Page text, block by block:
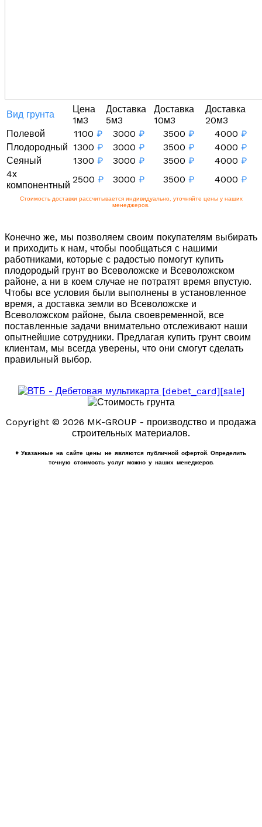
Вид грунта
Цена
1м3
Доставка
5м3
Доставка
10м3
Доставка
20м3
Полевой
1100 ₽ 3000 ₽ 3500 ₽ 4000 ₽
Плодородный 1300 ₽ 3000 ₽ 3500 ₽ 4000 ₽
Сеяный
1300 ₽ 3000 ₽ 3500 ₽ 4000 ₽
4х
компонентный
2500 ₽ 3000 ₽ 3500 ₽ 4000 ₽
Стоимость доставки рассчитывается индивидуально, уточняйте цены у наших
менеджеров.
Конечно же, мы позволяем своим покупателям выбирать
и приходить к нам, чтобы пообщаться с нашими
работниками, которые с радостью помогут купить
плодородый грунт во Всеволожске и Всеволожском
районе, а ни в коем случае не потратят время впустую.
Чтобы все условия были выполнены в установленное
время, а доставка земли во Всеволожске и
Всеволожском районе, была своевременной, все
поставленные задачи внимательно отслеживают наши
опытнейшие сотрудники. Предлагая купить грунт своим
клиентам, мы всегда уверены, что они смогут сделать
правильный выбор.
Copyright © 2026 MK-GROUP - производство и продажа
строительных материалов.
* Указанные на сайте цены не являются публичной офертой. Определить
точную стоимость услуг можно у наших менеджеров.